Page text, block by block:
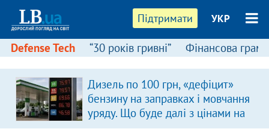
Підтримати УКР
Defense Tech “30 років гривні” Фінансова
Дизель по 100 грн, «дефіцит»
бензину на заправках і мовчання
уряду. Що буде далі з цінами на
пальне?